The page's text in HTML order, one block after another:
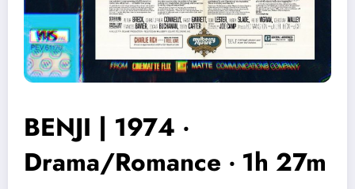
BENJI | 1974 ‧
Drama/Romance ‧ 1h 27m